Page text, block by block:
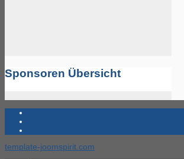
Sponsoren Übersicht
template-joomspirit.com